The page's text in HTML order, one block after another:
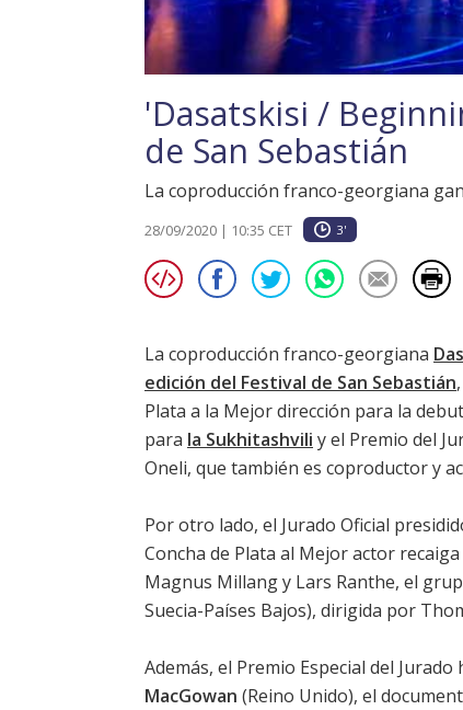
'Dasatskisi /
de San Sebastián
La coproducción franco-georgiana
28/09/2020 | 10:35 CET 3'
La coproducción franco-georgiana
edición del Festival de San Sebastián
Plata a la Mejor dirección para la
para Ia Sukhitashvili y el Premio del
Oneli, que también es coproductor y
Por otro lado, el Jurado Oficial
Concha de Plata al Mejor actor
Magnus Millang y Lars Ranthe, el
Suecia-Países Bajos), dirigida por
Además, el Premio Especial del Jurado
MacGowan (Reino Unido), el